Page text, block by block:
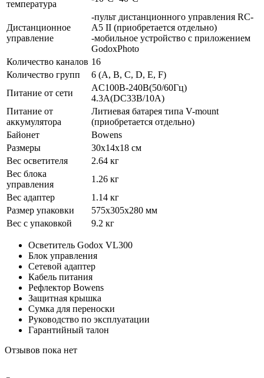
температура
Дистанционное
управление
-пульт дистанционного управления RC-
A5 II (приобретается отдельно)
-мобильное устройство с приложением
GodoxPhoto
Количество каналов 16
Количество групп
6 (A, B, C, D, E, F)
Питание от сети
AC100В-240В(50/60Гц)
4.3А(DC33В/10А)
Питание от
аккумулятора
Литиевая батарея типа V-mount
(приобретается отдельно)
Байонет
Bowens
Размеры
30х14x18 см
Вес осветителя
2.64 кг
Вес блока
управления
1.26 кг
Вес адаптер
1.14 кг
Размер упаковки
575х305х280 мм
Вес с упаковкой
9.2 кг
Осветитель Godox VL300
Блок управления
Сетевой адаптер
Кабель питания
Рефлектор Bowens
Защитная крышка
Сумка для переноски
Руководство по эксплуатации
Гарантийный талон
Отзывов пока нет